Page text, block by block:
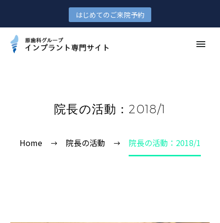
はじめてのご来院予約
院長の活動：2018/1
Home 院長の活動 院長の活動：2018/1